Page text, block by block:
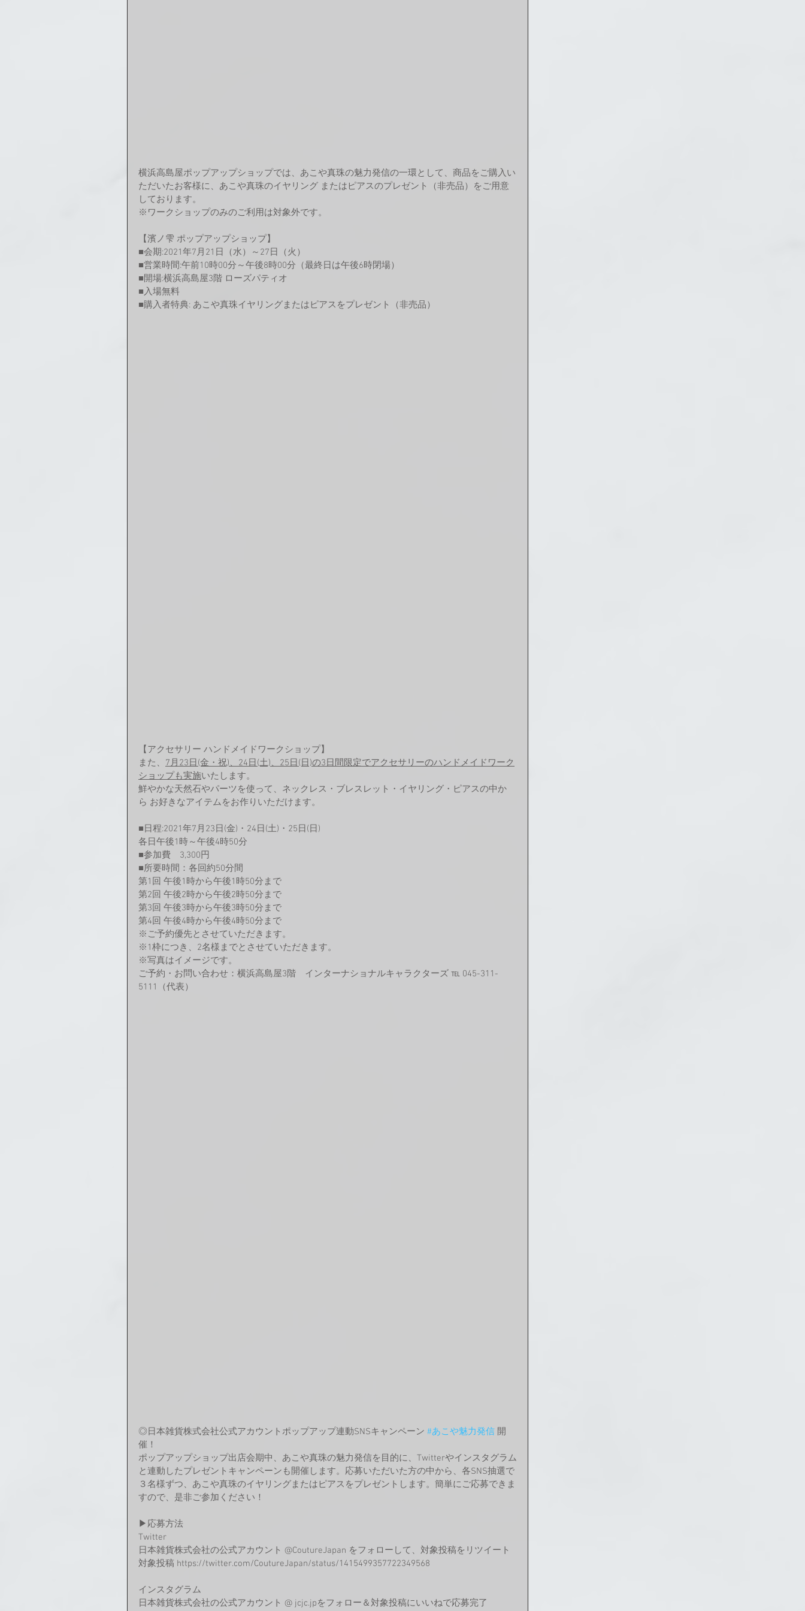
横浜高島屋ポップアップショップでは、あこや真珠の魅力発信の一環として、商品をご購入い
ただいたお客様に、あこや真珠のイヤリング またはピアスのプレゼント（非売品）をご用意
しております。
※ワークショップのみのご利用は対象外です。
【濱ノ雫 ポップアップショップ】
■会期:2021年7月21日（水）～27日（火）
■営業時間:午前10時00分～午後8時00分（最終日は午後6時閉場）
■開場:横浜高島屋3階 ローズパティオ
■入場無料
■購入者特典: あこや真珠イヤリングまたはピアスをプレゼント（非売品）
【アクセサリー ハンドメイドワークショップ】
また、 7月23日(金・祝)、24日(土)、25日(日)の3日間限定でアクセサリーのハンドメイドワーク
ショップも実施いたします。
鮮やかな天然石やパーツを使って、ネックレス・ブレスレット・イヤリング・ピアスの中か
ら お好きなアイテムをお作りいただけます。
■日程:2021年7月23日(金)・24日(土)・25日(日)
各日午後1時～午後4時50分
■参加費　3,300円
■所要時間：各回約50分間
第1回 午後1時から午後1時50分まで
第2回 午後2時から午後2時50分まで
第3回 午後3時から午後3時50分まで
第4回 午後4時から午後4時50分まで
※ご予約優先とさせていただきます。
※1枠につき、2名様までとさせていただきます。
※写真はイメージです。
ご予約・お問い合わせ：横浜高島屋3階　インターナショナルキャラクターズ ℡ 045-311-
5111（代表）
◎日本雑貨株式会社公式アカウントポップアップ連動SNSキャンペーン #あこや魅力発信 開
催！
ポップアップショップ出店会期中、あこや真珠の魅力発信を目的に、Twitterやインスタグラム
と連動したプレゼントキャンペーンも開催します。応募いただいた方の中から、各SNS抽選で
３名様ずつ、あこや真珠のイヤリングまたはピアスをプレゼントします。簡単にご応募できま
すので、是非ご参加ください！
▶応募方法
Twitter
日本雑貨株式会社の公式アカウント @CoutureJapan をフォローして、対象投稿をリツイート
対象投稿 https://twitter.com/CoutureJapan/status/1415499357722349568
インスタグラム
日本雑貨株式会社の公式アカウント @ jcjc.jpをフォロー＆対象投稿にいいねで応募完了